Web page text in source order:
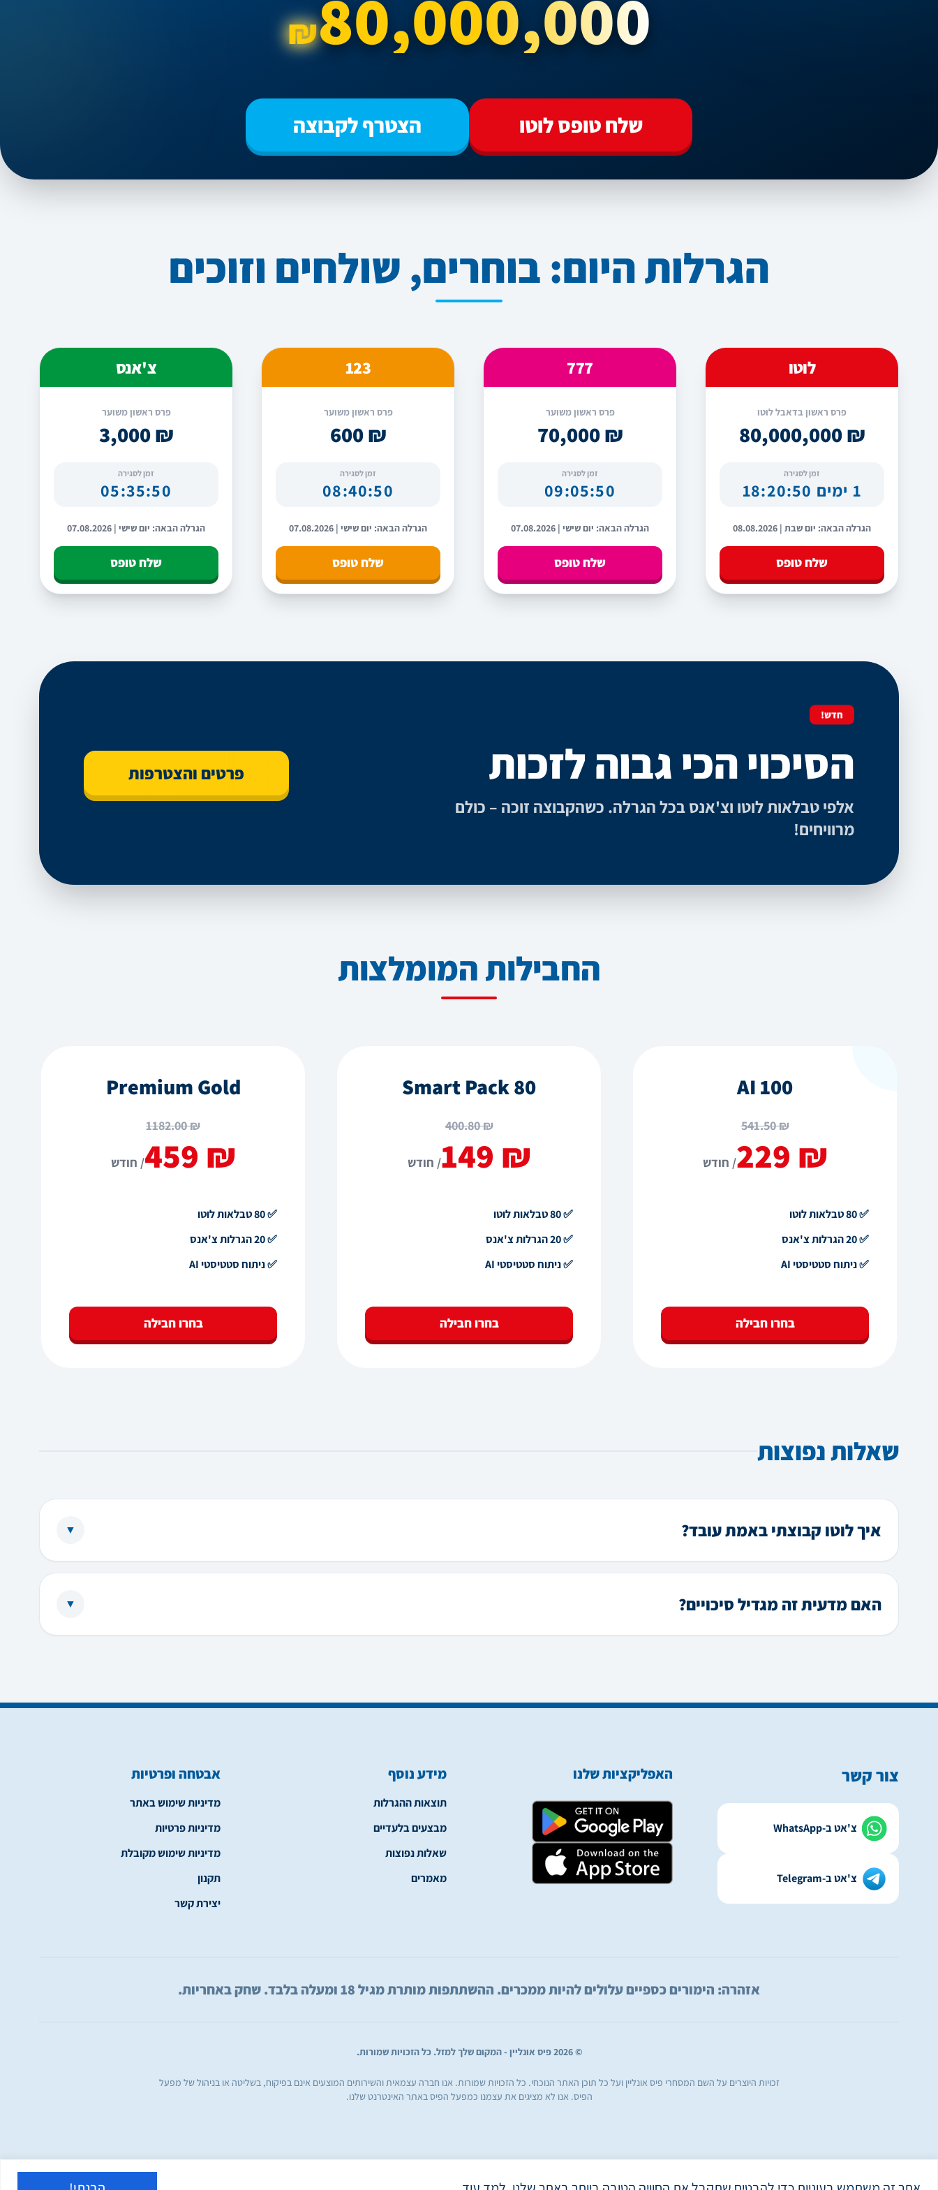
₪80,000,000
שלח טופס לוטו הצטרף לקבוצה
הגרלות היום: בוחרים, שולחים וזוכים
לוטו
פרס ראשון
₪ 40,000,000
פרס ראשון בדאבל לוטו
₪ 80,000,000
זמן לסגירה
1 ימים 18:20:49
הגרלה הבאה: יום שבת | 08.08.2026
שלח טופס
777
פרס ראשון משוער
₪ 70,000
זמן לסגירה
09:05:49
הגרלה הבאה: יום שישי | 07.08.2026
שלח טופס
123
פרס ראשון משוער
₪ 600
זמן לסגירה
08:40:49
הגרלה הבאה: יום שישי | 07.08.2026
שלח טופס
צ'אנס
פרס ראשון משוער
₪ 3,000
זמן לסגירה
05:35:49
הגרלה הבאה: יום שישי | 07.08.2026
שלח טופס
חדש!
הסיכוי הכי גבוה לזכות
אלפי טבלאות לוטו וצ'אנס בכל הגרלה. כשהקבוצה זוכה – כולם
מרוויחים!
פרטים והצטרפות
החבילות המומלצות
AI 100
₪ 541.50
₪ 229 / חודש
✅ 80 טבלאות לוטו
✅ 20 הגרלות צ'אנס
✅ ניתוח סטטיסטי AI
בחרו חבילה
Smart Pack 80
₪ 400.80
₪ 149 / חודש
✅ 80 טבלאות לוטו
✅ 20 הגרלות צ'אנס
✅ ניתוח סטטיסטי AI
בחרו חבילה
Premium Gold
₪ 1182.00
₪ 459 / חודש
✅ 80 טבלאות לוטו
✅ 20 הגרלות צ'אנס
✅ ניתוח סטטיסטי AI
בחרו חבילה
שאלות נפוצות
איך לוטו קבוצתי באמת עובד? ▼
האם מדעית זה מגדיל סיכויים? ▼
צור קשר
צ'אט ב-WhatsApp
צ'אט ב-Telegram
האפליקציות שלנו מידע נוסף
תוצאות ההגרלות
מבצעים בלעדיים
שאלות נפוצות
מאמרים
אבטחה ופרטיות
מדיניות שימוש באתר
מדיניות פרטיות
מדיניות שימוש מקובלת
תקנון
יצירת קשר
אזהרה: הימורים כספיים עלולים להיות ממכרים. ההשתתפות מותרת מגיל 18 ומעלה בלבד. שחק באחריות.
© 2026 פיס אונליין - המקום שלך למזל. כל הזכויות שמורות.
זכויות היוצרים על השם המסחרי פיס אונליין ועל כל תוכן האתר הנוכחי. כל הזכויות שמורות. אנו חברה עצמאית והשירותים המוצעים אינם בפיקוח, בשליטה או בניהול של מפעל
הפיס. אנו לא מציגים את עצמנו כמפעל הפיס באתר האינטרנט שלנו.